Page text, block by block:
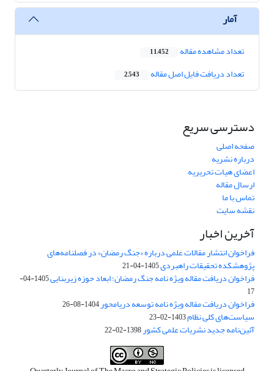
آمار
تعداد مشاهده مقاله 11,452
تعداد دریافت فایل اصل مقاله 2,543
دسترسی سریع
صفحه اصلی
درباره نشریه
اعضای هیات تحریریه
ارسال مقاله
تماس با ما
نقشه سایت
آخرین اخبار
فراخوان انتشار مقالات علمی درباره «جنگ رمضان» در فصلنامه‌های
پژوهشکده تحقیقات راهبردی1405-04-21
فراخوان دریافت مقاله ویژه نامه جنگ رمضان؛ ابعاد حوزه زیربنایی
1405-04-
17
فراخوان دریافت مقاله ویژه نامه توسعه دریامحور1404-08-26
سیاست‌های کلی نظام1403-02-23
آئین‌نامه جدید نشریات علمی کشور1398-02-22